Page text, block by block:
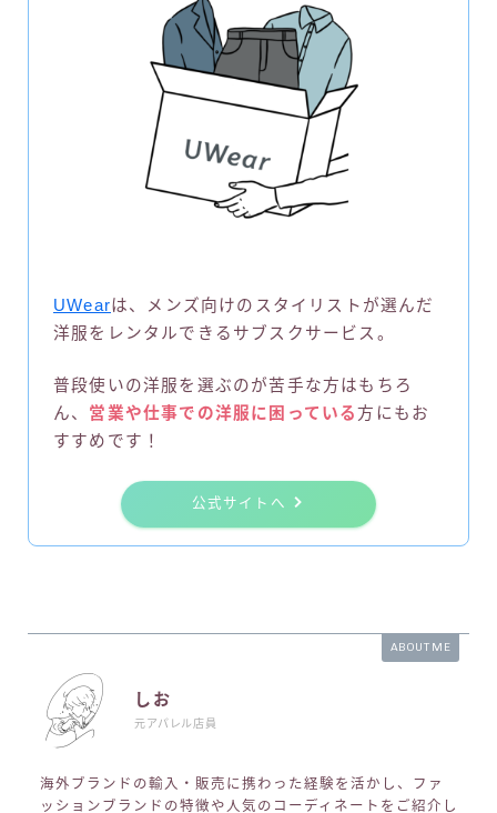
UWearは、メンズ向けのスタイリストが選んだ
洋服をレンタルできるサブスクサービス。
普段使いの洋服を選ぶのが苦手な方はもちろ
ん、 営業や仕事での洋服に困っている方にもお
すすめです！
公式サイトへ
ABOUT ME
しお
元アパレル店員
海外ブランドの輸入・販売に携わった経験を活かし、ファ
ッションブランドの特徴や人気のコーディネートをご紹介し